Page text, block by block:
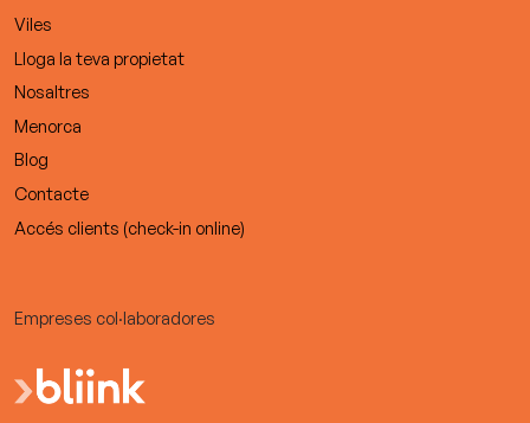
Viles
Lloga la teva propietat
Nosaltres
Menorca
Blog
Contacte
Accés clients (check-in online)
Empreses col·laboradores